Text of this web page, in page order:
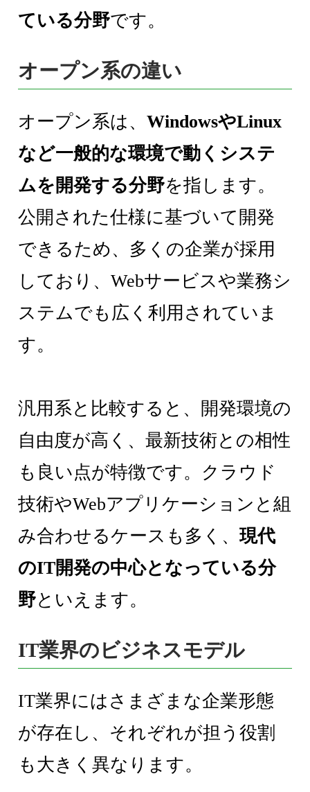
ている分野です。
オープン系の違い
オープン系は、WindowsやLinux
など一般的な環境で動くシステ
ムを開発する分野を指します。
公開された仕様に基づいて開発
できるため、多くの企業が採用
しており、Webサービスや業務シ
ステムでも広く利用されていま
す。
汎用系と比較すると、開発環境の
自由度が高く、最新技術との相性
も良い点が特徴です。クラウド
技術やWebアプリケーションと組
み合わせるケースも多く、現代
のIT開発の中心となっている分
野といえます。
IT業界のビジネスモデル
IT業界にはさまざまな企業形態
が存在し、それぞれが担う役割
も大きく異なります。